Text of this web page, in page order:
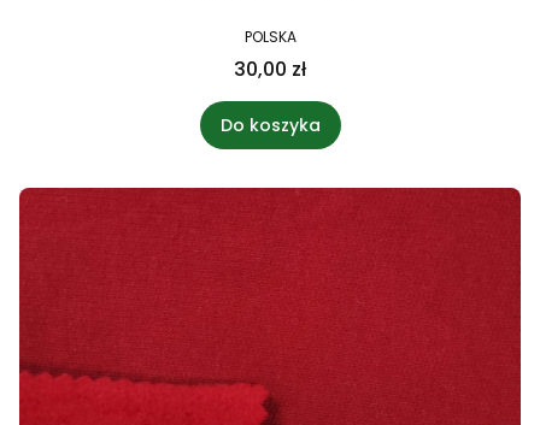
POLSKA
30,00 zł
Do koszyka